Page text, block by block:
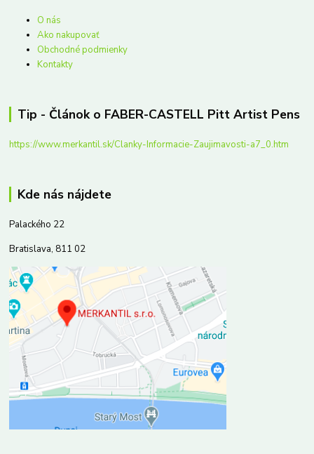
O nás
Ako nakupovať
Obchodné podmienky
Kontakty
Tip - Článok o FABER-CASTELL Pitt Artist Pens
https://www.merkantil.sk/Clanky-Informacie-Zaujimavosti-a7_0.htm
Kde nás nájdete
Palackého 22
Bratislava, 811 02